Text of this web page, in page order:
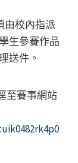
由校內指派
生參賽作品
送件。
至賽事網站